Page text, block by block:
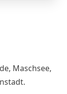
Maschsee,